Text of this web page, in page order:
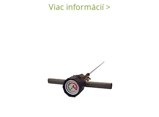
Viac informácií >